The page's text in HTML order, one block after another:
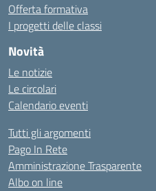
Offerta formativa
I progetti delle classi
Novità
Le notizie
Le circolari
Calendario eventi
Tutti gli argomenti
Pago In Rete
Amministrazione Trasparente
Albo on line